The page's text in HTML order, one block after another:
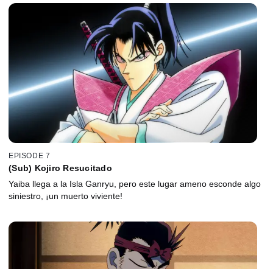
EPISODE 7
(Sub) Kojiro Resucitado
Yaiba llega a la Isla Ganryu, pero este lugar ameno esconde algo
siniestro, ¡un muerto viviente!